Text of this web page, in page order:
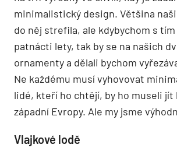
minimalistický design. Většina
do něj strefila, ale kdybychom s
patnácti lety, tak by se na našich
ornamenty a dělali bychom
Ne každému musí vyhovovat
lidé, kteří ho chtějí, by ho museli jít
západní Evropy. Ale my jsme
Vlajkové lodě